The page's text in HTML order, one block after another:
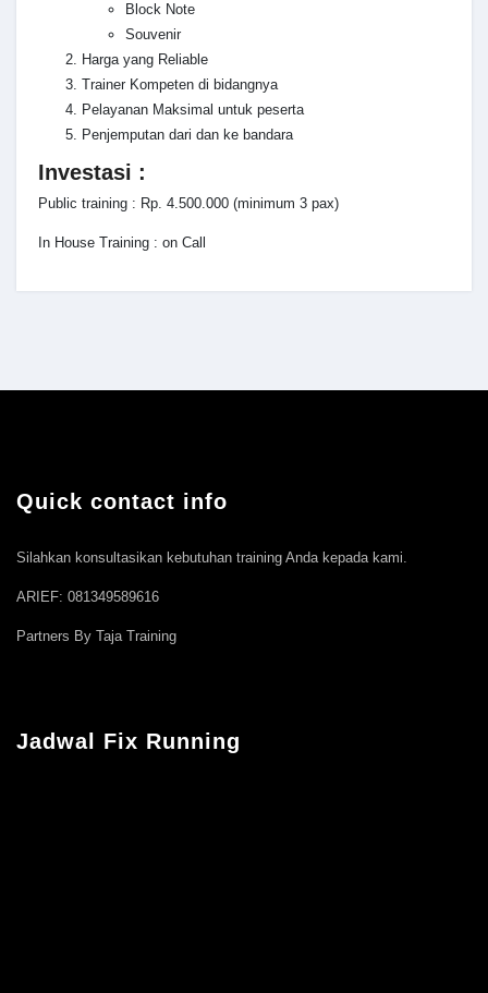
Block Note
Souvenir
Harga yang Reliable
Trainer Kompeten di bidangnya
Pelayanan Maksimal untuk peserta
Penjemputan dari dan ke bandara
Investasi :
Public training : Rp. 4.500.000 (minimum 3 pax)
In House Training : on Call
Quick contact info
Silahkan konsultasikan kebutuhan training Anda kepada kami.
ARIEF: 081349589616
Partners By Taja Training
Jadwal Fix Running